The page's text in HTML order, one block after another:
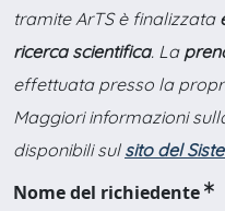
tramite ArTS è finalizzata
ricerca scientifica. La
effettuata presso la
Maggiori informazioni
disponibili sul sito del
Nome del richiedente